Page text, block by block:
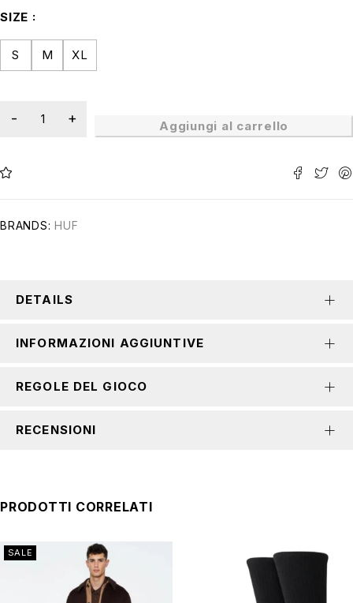
SIZE
S M XL
Aggiungi al carrello
BRANDS: HUF
DETAILS
INFORMAZIONI AGGIUNTIVE
REGOLE DEL GIOCO
RECENSIONI
PRODOTTI CORRELATI
SALE